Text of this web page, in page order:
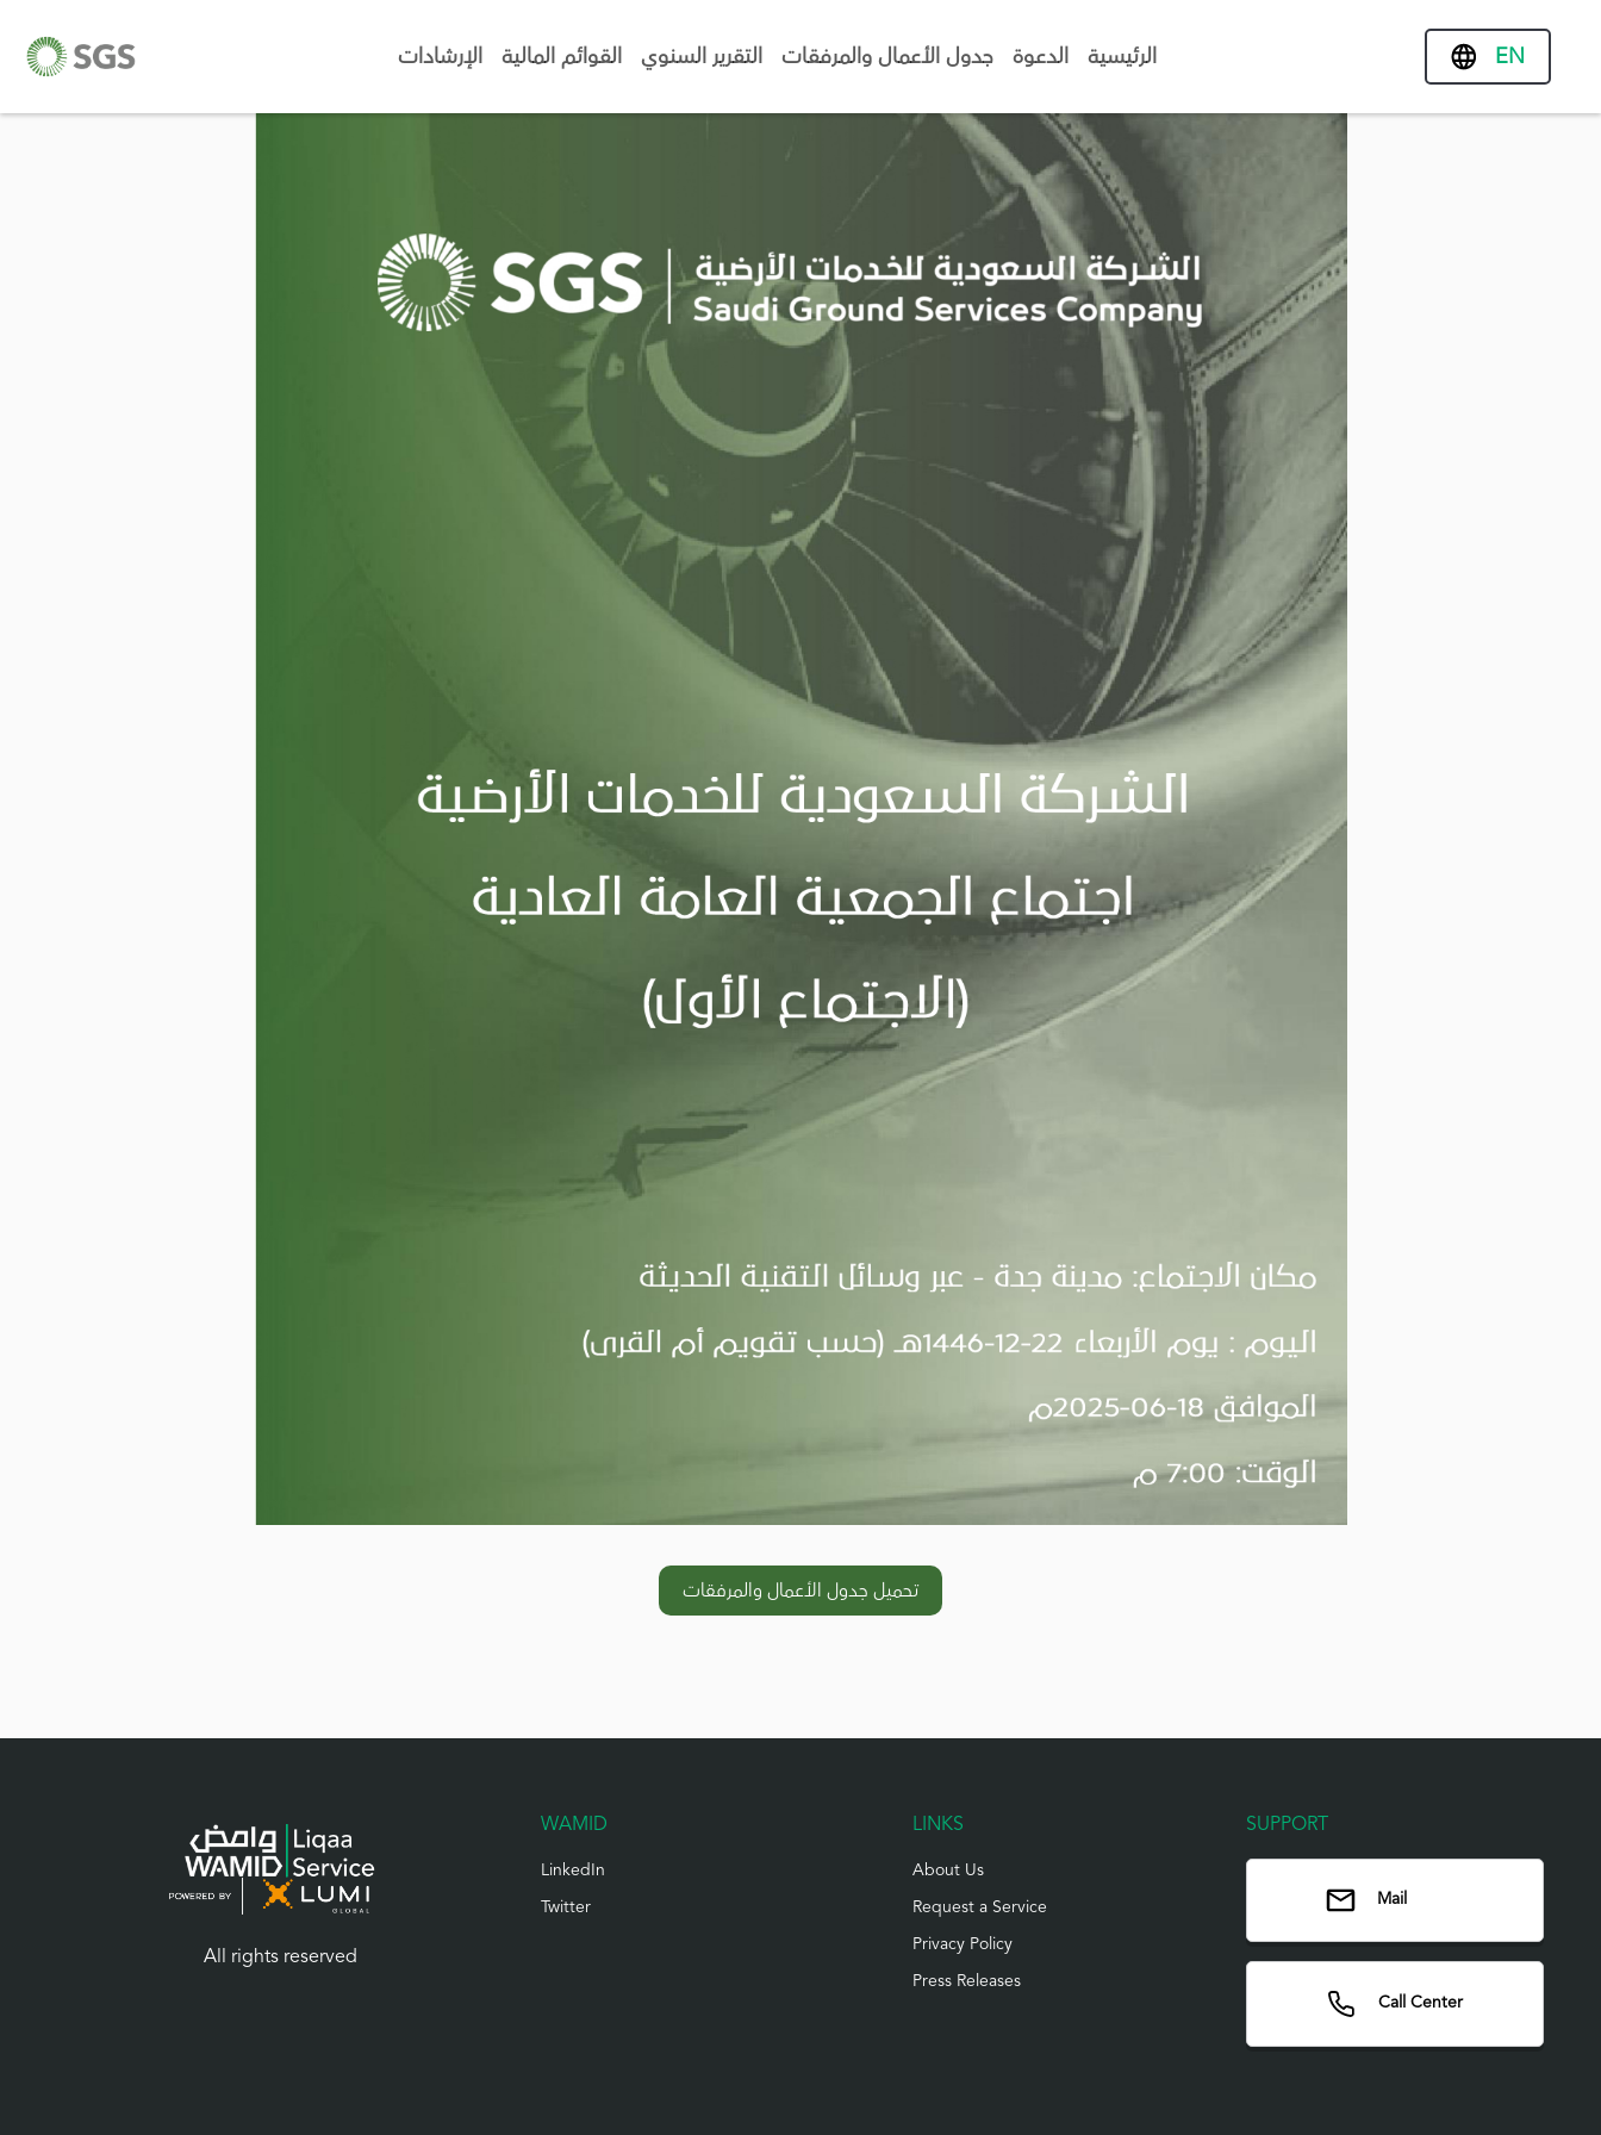
الرئيسية الدعوة جدول الأعمال والمرفقات التقرير السنوي القوائم المالية الإرشادات EN
تحميل جدول الأعمال والمرفقات
All rights reserved
WAMID
LinkedIn
Twitter
LINKS
About Us
Request a Service
Privacy Policy
Press Releases
SUPPORT
Mail
Call Center